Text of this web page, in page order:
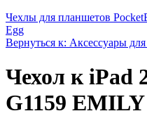
Чехлы для планшетов
Egg
Вернуться к: Аксессуары
Чехол к iPad
G1159